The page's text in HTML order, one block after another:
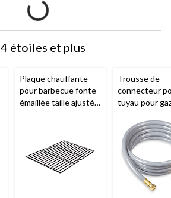
4 étoiles et plus
Plaque chauffante
pour barbecue fonte
émaillée taille ajustée
Trousse de
connecteur
tuyau pour